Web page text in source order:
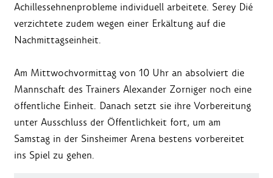
Achillessehnenprobleme individuell arbeitete. Serey Dié
verzichtete zudem wegen einer Erkältung auf die
Nachmittagseinheit.
Am Mittwochvormittag von 10 Uhr an absolviert die
Mannschaft des Trainers Alexander Zorniger noch eine
öffentliche Einheit. Danach setzt sie ihre Vorbereitung
unter Ausschluss der Öffentlichkeit fort, um am
Samstag in der Sinsheimer Arena bestens vorbereitet
ins Spiel zu gehen.